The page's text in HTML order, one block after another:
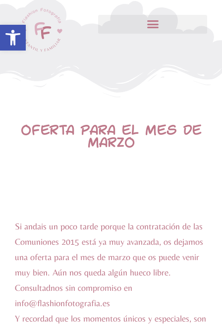
Abrir barra de herramientas
OFERTA PARA EL MES DE
MARZO
Si andais un poco tarde porque la contratación de las
Comuniones 2015 está ya muy avanzada, os dejamos
una oferta para el mes de marzo que os puede venir
muy bien. Aún nos queda algún hueco libre.
Consultadnos sin compromiso en
info@flashionfotografia.es
Y recordad que los momentos únicos y especiales, son